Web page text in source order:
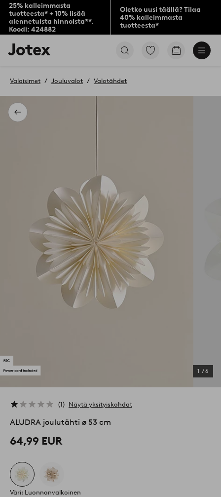
25% kalleimmasta
tuotteesta* + 10% lisää
alennetuista hinnoista**.
Koodi: 424882
Oletko uusi täällä? Tilaa
40% kalleimmasta
tuotteesta*
Jotex-
logo
aloitussivulle
Siirry
Siirry
Takaisin
Valaisimet Jouluvalot Valotähdet
1 /6
1 Näytä yksityiskohdat
ALUDRA joulutähti ø 53 cm
64,99 EUR
Väri: Luonnonvalkoinen